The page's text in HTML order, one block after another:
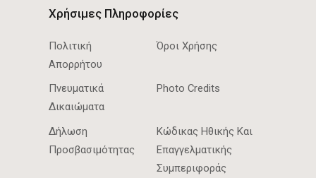
Χρήσιμες Πληροφορίες
Πολιτική
Απορρήτου
Όροι Χρήσης
Πνευματικά
Δικαιώματα
Photo Credits
Δήλωση
Προσβασιμότητας
Κώδικας Ηθικής Και
Επαγγελματικής
Συμπεριφοράς